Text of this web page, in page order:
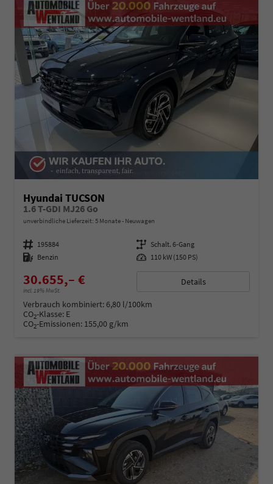
Hyundai TUCSON
1.6 T-GDI MJ26 Go
unverbindliche Lieferzeit: 5 Monate Neuwagen
Fahrzeugnummer 195884 Getriebe Schalt. 6-Gang
Kraftstoff Benzin Leistung 110 kW (150 PS)
30.655,– €
incl. 19% MwSt.
Details
Verbrauch kombiniert:6,80 l/100km
CO2-Klasse: E
CO2-Emissionen: 155,00 g/km